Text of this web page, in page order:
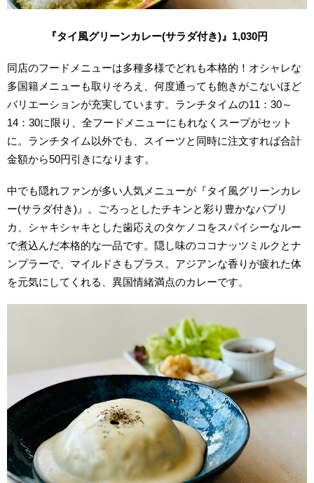
『タイ風グリーンカレー(サラダ付き)』1,030円
同店のフードメニューは多種多様でどれも本格的！オシャレな
多国籍メニューも取りそろえ、何度通っても飽きがこないほど
バリエーションが充実しています。ランチタイムの11：30～
14：30に限り、全フードメニューにもれなくスープがセット
に。ランチタイム以外でも、スイーツと同時に注文すれば合計
金額から50円引きになります。
中でも隠れファンが多い人気メニューが『タイ風グリーンカレ
ー(サラダ付き)』。ごろっとしたチキンと彩り豊かなパプリ
カ、シャキシャキとした歯応えのタケノコをスパイシーなルー
で煮込んだ本格的な一品です。隠し味のココナッツミルクとナ
ンプラーで、マイルドさもプラス。アジアンな香りが疲れた体
を元気にしてくれる、異国情緒満点のカレーです。